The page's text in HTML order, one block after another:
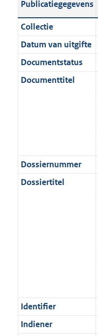
i
e
i
n
f
3
K
b
t
i
e
i
n
t
:
K
b
a
t
i
e
i
a
t
e
4
K
b
c
a
t
i
e
a
a
t
:
8
K
Publicatiegegevens
Collectie
Datum van uitgifte
Documentstatus
Documenttitel
Dossiernummer
Dossiertitel
Identifier
Indiener